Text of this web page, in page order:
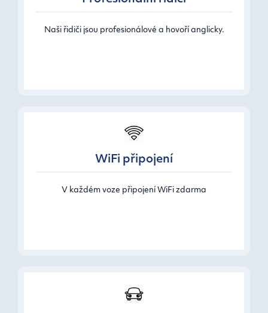
Naši řidiči jsou profesionálové a hovoří anglicky.
WiFi připojení
V každém voze připojení WiFi zdarma